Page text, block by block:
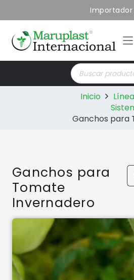
Importador y
Búsqueda
de
productos
Inicio
Ganchos para
Ganchos para
Tomate
Invernadero